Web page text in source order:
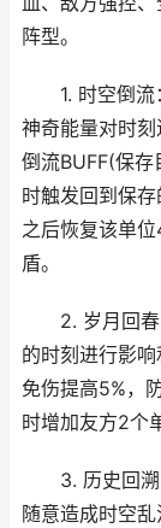
阵型。
1. 时空倒流
神奇能量对时
倒流BUFF(保存
时触发回到保
之后恢复该单
盾。
2. 岁月回春(
的时刻进行影
免伤提高5%，
时增加友方2个
3. 历史回溯
随意造成时空